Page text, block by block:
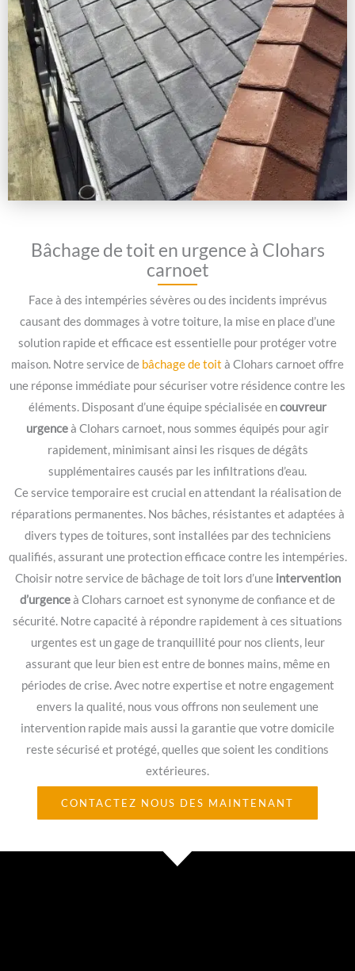
Bâchage de toit en urgence à Clohars
carnoet
Face à des intempéries sévères ou des incidents imprévus
causant des dommages à votre toiture, la mise en place d’une
solution rapide et efficace est essentielle pour protéger votre
maison. Notre service de bâchage de toit à Clohars carnoet offre
une réponse immédiate pour sécuriser votre résidence contre les
éléments. Disposant d’une équipe spécialisée encouvreur
urgenceà Clohars carnoet, nous sommes équipés pour agir
rapidement, minimisant ainsi les risques de dégâts
supplémentaires causés par les infiltrations d’eau.
Ce service temporaire est crucial en attendant la réalisation de
réparations permanentes. Nos bâches, résistantes et adaptées à
divers types de toitures, sont installées par des techniciens
qualifiés, assurant une protection efficace contre les intempéries.
Choisir notre service de bâchage de toit lors d’une intervention
d’urgenceà Clohars carnoet est synonyme de confiance et de
sécurité. Notre capacité à répondre rapidement à ces situations
urgentes est un gage de tranquillité pour nos clients, leur
assurant que leur bien est entre de bonnes mains, même en
périodes de crise. Avec notre expertise et notre engagement
envers la qualité, nous vous offrons non seulement une
intervention rapide mais aussi la garantie que votre domicile
reste sécurisé et protégé, quelles que soient les conditions
extérieures.
CONTACTEZ NOUS DES MAINTENANT